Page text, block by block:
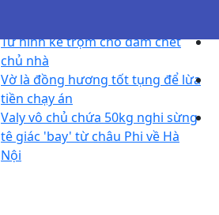
Tử hình kẻ trộm chó đâm chết
chủ nhà
Vờ là đồng hương tốt tụng để lừa
tiền chạy án
Valy vô chủ chứa 50kg nghi sừng
tê giác 'bay' từ châu Phi về Hà
Nội